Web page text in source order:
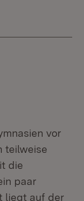
vor
teilweise
die
paar
liegt auf der